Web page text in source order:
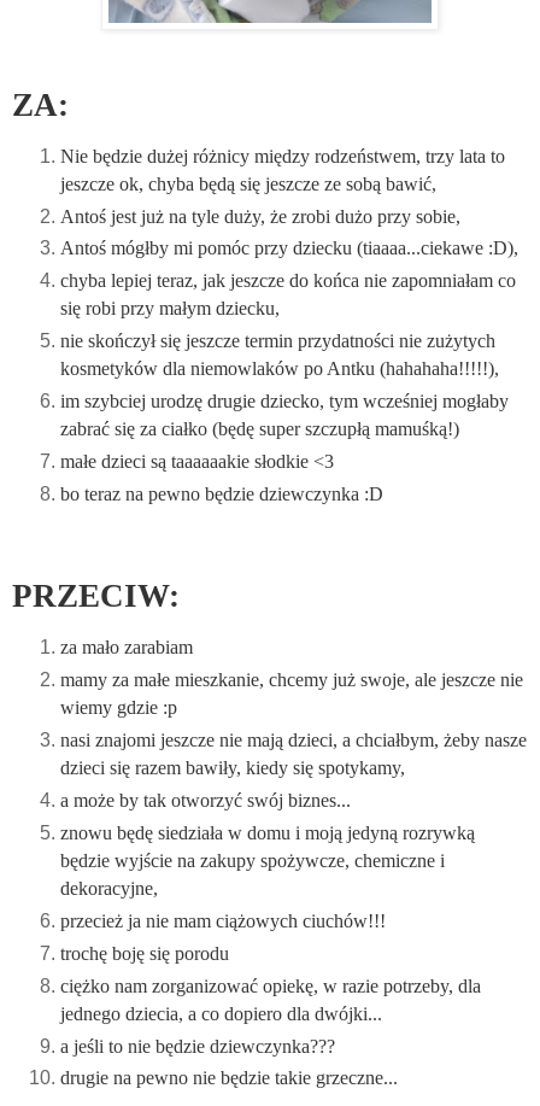
ZA:
Nie będzie dużej różnicy między rodzeństwem, trzy lata to
jeszcze ok, chyba będą się jeszcze ze sobą bawić,
Antoś jest już na tyle duży, że zrobi dużo przy sobie,
Antoś mógłby mi pomóc przy dziecku (tiaaaa...ciekawe :D),
chyba lepiej teraz, jak jeszcze do końca nie zapomniałam co
się robi przy małym dziecku,
nie skończył się jeszcze termin przydatności nie zużytych
kosmetyków dla niemowlaków po Antku (hahahaha!!!!!),
im szybciej urodzę drugie dziecko, tym wcześniej mogłaby
zabrać się za ciałko (będę super szczupłą mamuśką!)
małe dzieci są taaaaaakie słodkie <3
bo teraz na pewno będzie dziewczynka :D
PRZECIW:
za mało zarabiam
mamy za małe mieszkanie, chcemy już swoje, ale jeszcze nie
wiemy gdzie :p
nasi znajomi jeszcze nie mają dzieci, a chciałbym, żeby nasze
dzieci się razem bawiły, kiedy się spotykamy,
a może by tak otworzyć swój biznes...
znowu będę siedziała w domu i moją jedyną rozrywką
będzie wyjście na zakupy spożywcze, chemiczne i
dekoracyjne,
przecież ja nie mam ciążowych ciuchów!!!
trochę boję się porodu
ciężko nam zorganizować opiekę, w razie potrzeby, dla
jednego dziecia, a co dopiero dla dwójki...
a jeśli to nie będzie dziewczynka???
drugie na pewno nie będzie takie grzeczne...